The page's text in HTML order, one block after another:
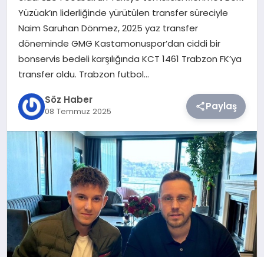
TEKNOLOJI
SIYASET
YAŞAM
Yüzüak’ın liderliğinde yürütülen transfer süreciyle
Naim Saruhan Dönmez, 2025 yaz transfer
döneminde GMG Kastamonuspor’dan ciddi bir
bonservis bedeli karşılığında KCT 1461 Trabzon FK’ya
transfer oldu. Trabzon futbol…
Söz Haber
08 Temmuz 2025 Paylaş